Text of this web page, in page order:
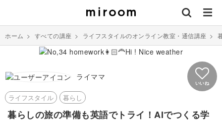
ホーム > すべての講座 > ライフスタイルのオンライン教室・通信講座 >
ライママ
いいね
ライフスタイル 暮らし
暮らしの旅の準備も英語でトライ！AIでつくる学